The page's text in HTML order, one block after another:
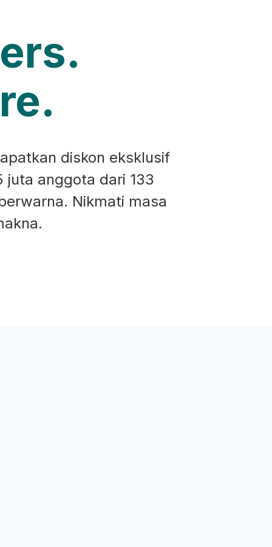
diskon eksklusif
juta anggota dari 133
Nikmati masa